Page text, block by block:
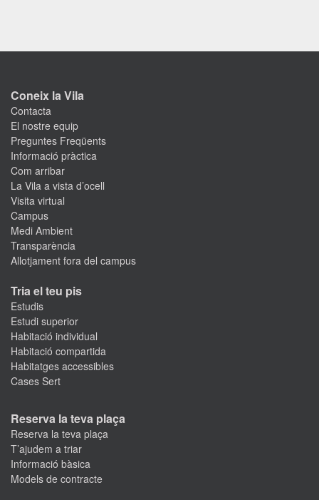
Coneix la Vila
Contacta
El nostre equip
Preguntes Freqüents
Informació pràctica
Com arribar
La Vila a vista d’ocell
Visita virtual
Campus
Medi Ambient
Transparència
Allotjament fora del campus
Tria el teu pis
Estudis
Estudi superior
Habitació individual
Habitació compartida
Habitatges accessibles
Cases Sert
Reserva la teva plaça
Reserva la teva plaça
T’ajudem a triar
Informació bàsica
Models de contracte